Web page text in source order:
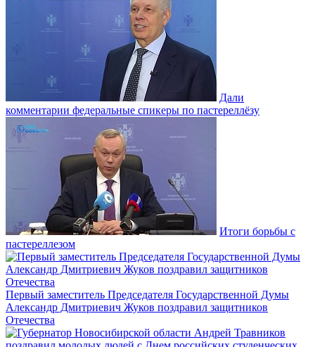
Дали
комментарии федеральные спикеры по пастереллёзу
Итоги борьбы с
пастереллезом
Первый заместитель Председателя Государственной Думы
Александр Дмитриевич Жуков поздравил защитников
Отечества